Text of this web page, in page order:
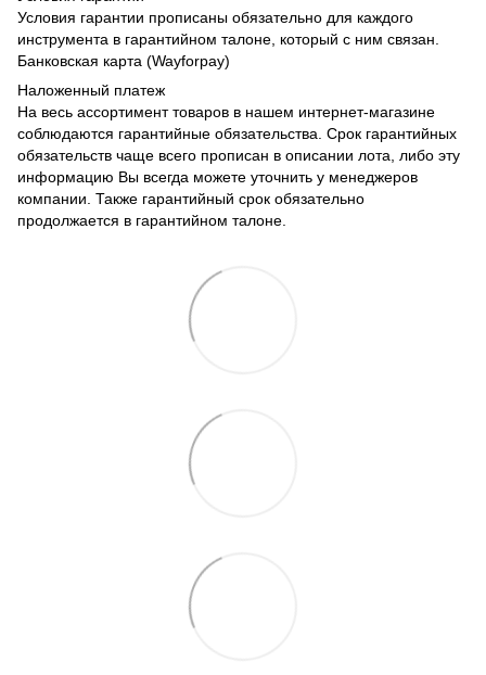
Условия гарантии прописаны обязательно для каждого
инструмента в гарантийном талоне, который с ним связан.
Банковская карта (Wayforpay)
Наложенный платеж
На весь ассортимент товаров в нашем интернет-магазине
соблюдаются гарантийные обязательства. Срок гарантийных
обязательств чаще всего прописан в описании лота, либо эту
информацию Вы всегда можете уточнить у менеджеров
компании. Также гарантийный срок обязательно
продолжается в гарантийном талоне.